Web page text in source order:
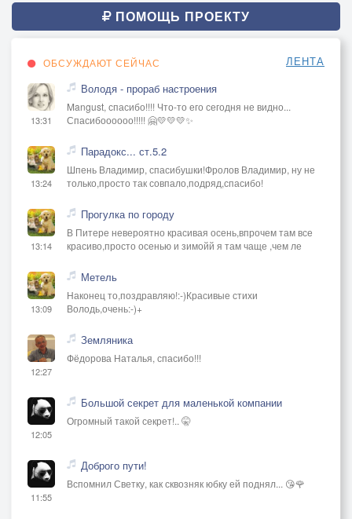
ПОМОЩЬ ПРОЕКТУ
ОБСУЖДАЮТ СЕЙЧАС ЛЕНТА
13:31
Володя - прораб настроения
Mangust, спасибо!!!! Что-то его сегодня не видно...
Спасибоооооо!!!!! 🤗💛💛💛✨
13:24
Парадокс... ст.5.2
Шпень Владимир, спасибушки!Фролов Владимир, ну не
только,просто так совпало,подряд,спасибо!
13:14
Прогулка по городу
В Питере невероятно красивая осень,впрочем там все
красиво,просто осенью и зимойй я там чаще ,чем ле
13:09
Метель
Наконец то,поздравляю!:-)Красивые стихи
Володь,очень:-)+
12:27
Земляника
Фёдорова Наталья, спасибо!!!
12:05
Большой секрет для маленькой компании
Огромный такой секрет!.. 🤫
11:55
Доброго пути!
Вспомнил Светку, как сквозняк юбку ей поднял... 😘🌹